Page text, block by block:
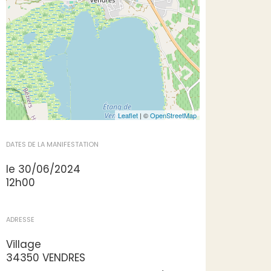
Leaflet | ©OpenStreetMap
DATES DE LA MANIFESTATION
le 30/06/2024
12h00
ADRESSE
Village
34350 VENDRES